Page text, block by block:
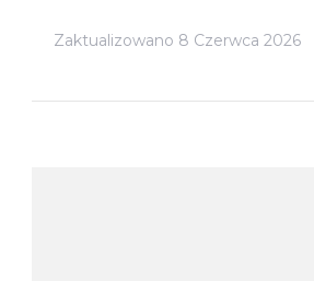
Zaktualizowano 8 Czerwca 2026